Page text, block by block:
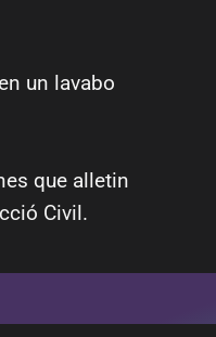
un lavabo
que alletin
Civil.